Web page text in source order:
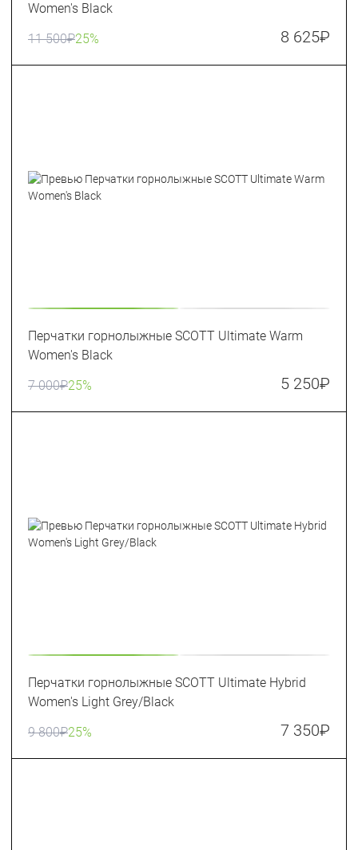
Women's Black
11 500₽25% 8 625₽
Перчатки горнолыжные SCOTT Ultimate Warm
Women's Black
7 000₽25% 5 250₽
Перчатки горнолыжные SCOTT Ultimate Hybrid
Women's Light Grey/Black
9 800₽25% 7 350₽